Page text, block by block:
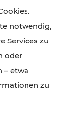
– viele
Fahrplan-
erreichbar.
notwendig,
Services zu
oder
– etwa
zu